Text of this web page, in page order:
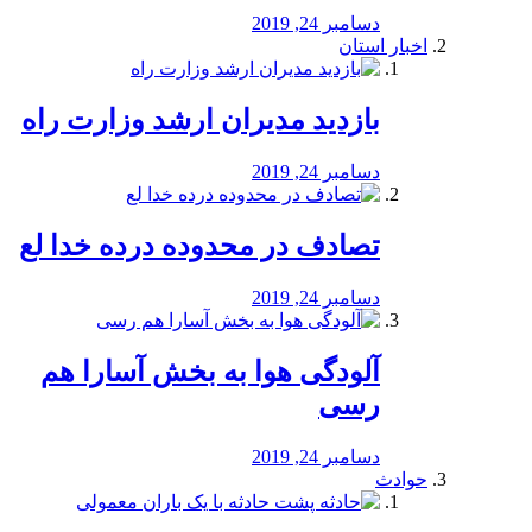
دسامبر 24, 2019
اخبار استان
بازدید مدیران ارشد وزارت راه
دسامبر 24, 2019
تصادف در محدوده درده خدا لع
دسامبر 24, 2019
آلودگی هوا به بخش آسارا هم
رسی
دسامبر 24, 2019
حوادث